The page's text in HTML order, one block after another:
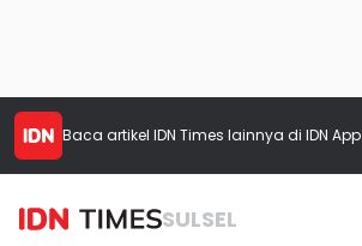
Baca artikel IDN Times lainnya di IDN App
SULSEL